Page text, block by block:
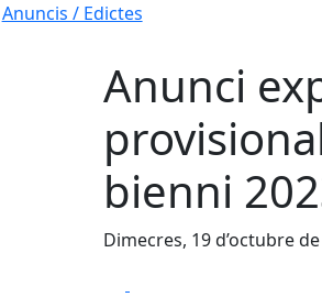
Anuncis / Edictes
Anunci
bienni
Dimecres, 19 d’octubre